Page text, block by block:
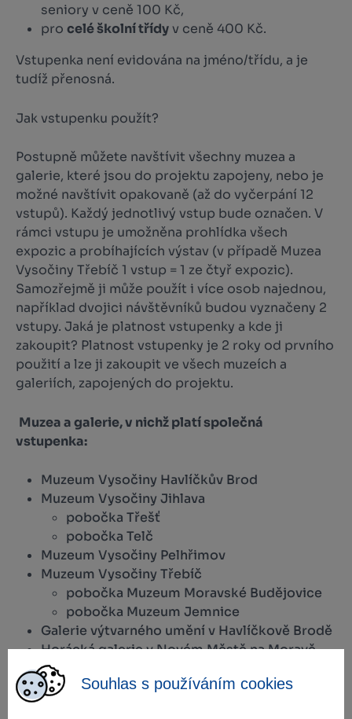
Souhlas s používáním cookies
seniory v ceně 100 Kč,
pro celé školní třídyv ceně 400 Kč.
Vstupenka není evidována na jméno/třídu, a je
tudíž přenosná.
Jak vstupenku použít?
Postupně můžete navštívit všechny muzea a
galerie, které jsou do projektu zapojeny, nebo je
možné navštívit opakovaně (až do vyčerpání 12
vstupů). Každý jednotlivý vstup bude označen. V
rámci vstupu je umožněna prohlídka všech
expozic a probíhajících výstav (v případě Muzea
Vysočiny Třebíč 1 vstup = 1 ze čtyř expozic).
Samozřejmě ji může použít i více osob najednou,
například dvojici návštěvníků budou vyznačeny 2
vstupy. Jaká je platnost vstupenky a kde ji
zakoupit? Platnost vstupenky je 2 roky od prvního
použití a lze ji zakoupit ve všech muzeích a
galeriích, zapojených do projektu.
Muzea a galerie, v nichž platí společná
vstupenka:
Muzeum Vysočiny Havlíčkův Brod
Muzeum Vysočiny Jihlava
pobočka Třešť
pobočka Telč
Muzeum Vysočiny Pelhřimov
Muzeum Vysočiny Třebíč
pobočka Muzeum Moravské Budějovice
pobočka Muzeum Jemnice
Galerie výtvarného umění v Havlíčkově Brodě
Horácká galerie v Novém Městě na Moravě
Oblastní galerie Vysočiny v Jihlavě
Další informace naleznete